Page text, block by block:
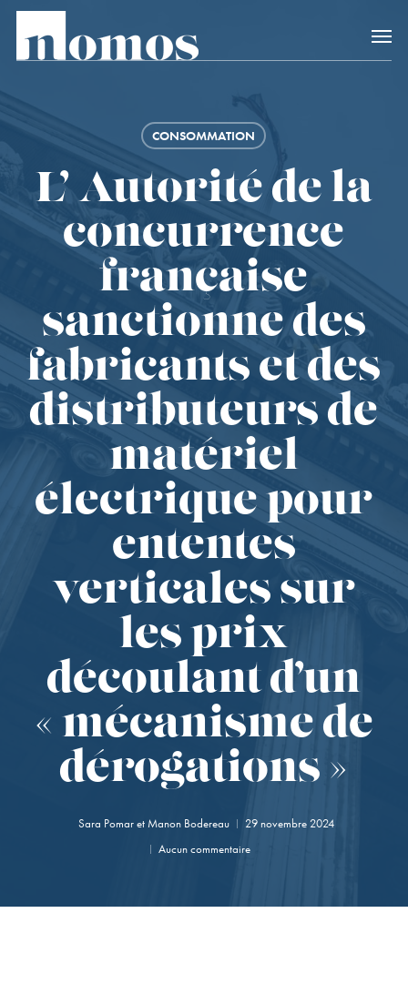
Skip
main
Accès rapide
CONSOMMATION
L’ Autorité de la
concurrence
française
sanctionne des
fabricants et des
distributeurs de
matériel
électrique pour
ententes
verticales sur
les prix
découlant d’un
« mécanisme de
dérogations »
Sara PomaretManon Bodereau
29 novembre 2024
Aucun commentaire